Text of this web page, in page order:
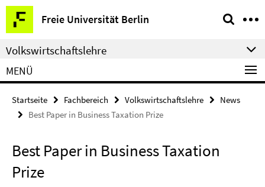
Springe
direkt
zu
Inhalt
Freie Universität Berlin
Service-
Navigation
Volkswirtschaftslehre
MENÜ
Startseite Fachbereich Volkswirtschaftslehre
News
Best Paper in Business Taxation Prize
Best Paper in Business Taxation
Prize